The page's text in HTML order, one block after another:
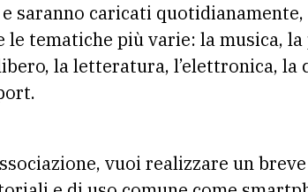
saranno caricati
le tematiche più varie: la musica,
la letteratura, l’elettronica, la
vuoi realizzare un